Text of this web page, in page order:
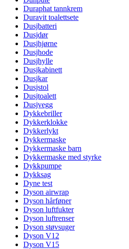
Duraphat tannkrem
Duravit toalettsete
Dusjbatteri
Dusjdør
Dusjhjørne
Dusjhode
Dusjhylle
Dusjkabinett
Dusjkar
Dusjstol
Dusjtoalett
Dusjvegg
Dykkebriller
Dykkerklokke
Dykkerlykt
Dykkermaske
Dykkermaske barn
Dykkermaske med styrke
Dykkpumpe
Dykksag
Dyne test
Dyson airwrap
Dyson hårføner
Dyson luftfukter
Dyson luftrenser
Dyson støvsuger
Dyson V12
Dyson V15